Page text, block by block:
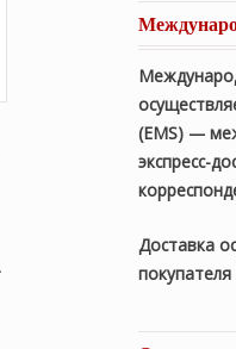
(EMS) —
экспресс-
Доставка
покупателя